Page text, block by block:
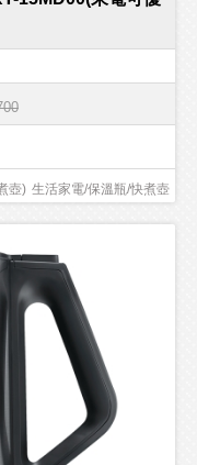
生活家電/保溫瓶/快煮壺
壺)